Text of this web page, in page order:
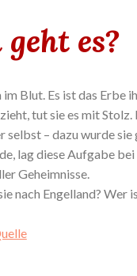
es?
Blut. Es ist das Erbe
tut sie es mit
selbst – dazu wurde sie
lag diese Aufgabe
Geheimnisse.
nach Engelland? Wer